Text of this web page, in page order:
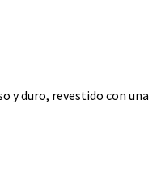
y duro, revestido con una